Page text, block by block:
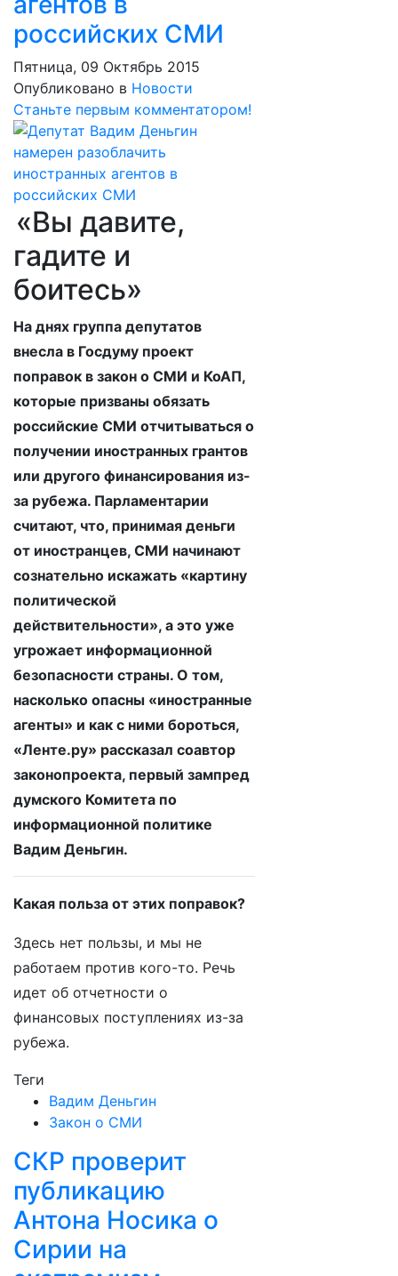
российских СМИ
Пятница, 09 Октябрь 2015
Опубликовано в Новости
Станьте первым комментатором!
«Вы давите,
гадите и
боитесь»
На днях группа депутатов
внесла в Госдуму проект
поправок в закон о СМИ и КоАП,
которые призваны обязать
российские СМИ отчитываться о
получении иностранных грантов
или другого финансирования из-
за рубежа. Парламентарии
считают, что, принимая деньги
от иностранцев, СМИ начинают
сознательно искажать «картину
политической
действительности», а это уже
угрожает информационной
безопасности страны. О том,
насколько опасны «иностранные
агенты» и как с ними бороться,
«Ленте.ру» рассказал соавтор
законопроекта, первый зампред
думского Комитета по
информационной политике
Вадим Деньгин.
Какая польза от этих поправок?
Здесь нет пользы, и мы не
работаем против кого-то. Речь
идет об отчетности о
финансовых поступлениях из-за
рубежа.
Теги
Вадим Деньгин
Закон о СМИ
СКР проверит
публикацию
Антона Носика о
Сирии на